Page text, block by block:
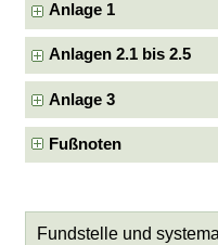
Anlage 1
Anlagen 2.1 bis 2.5
Anlage 3
Fußnoten
Fundstelle und